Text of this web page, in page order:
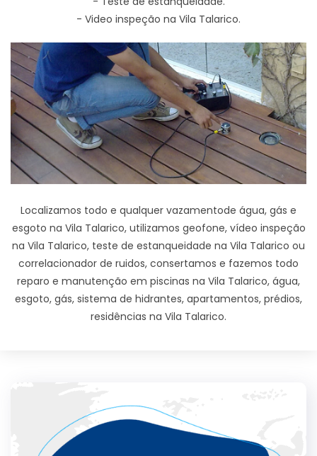
- Video inspeção na Vila Talarico.
Localizamos todo e qualquer vazamentode água, gás e
esgoto na Vila Talarico, utilizamos geofone, vídeo inspeção
na Vila Talarico, teste de estanqueidade na Vila Talarico ou
correlacionador de ruidos, consertamos e fazemos todo
reparo e manutenção em piscinas na Vila Talarico, água,
esgoto, gás, sistema de hidrantes, apartamentos, prédios,
residências na Vila Talarico.